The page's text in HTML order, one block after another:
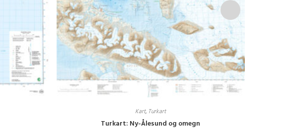
Kart, Turkart
Turkart: Ny-Ålesund og omegn